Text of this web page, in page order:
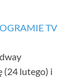
TV
(24 lutego) i